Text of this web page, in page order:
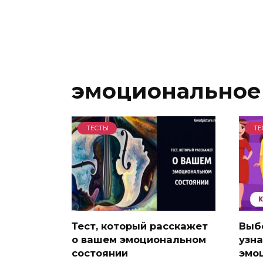
ТЕСТЫ
Тест, который расскажет
о вашем эмоциональном
состоянии